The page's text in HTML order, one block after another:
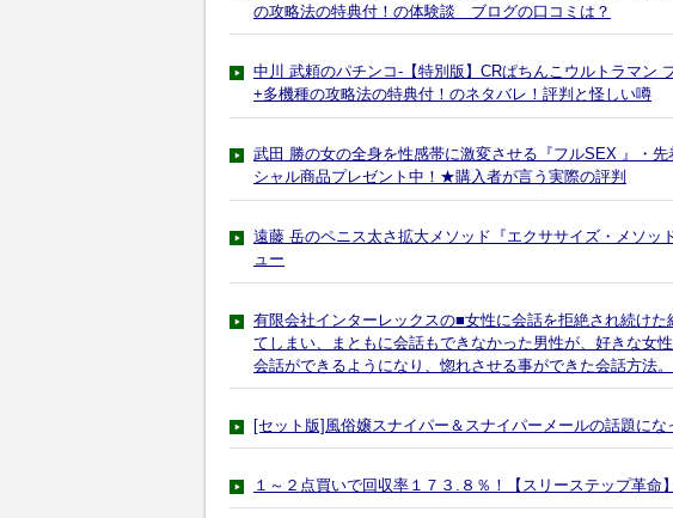
の攻略法の特典付！の体験談 ブログの口コミは？
中川 武頼のパチンコ-【特別版】CRぱちんこウルトラマン
+多機種の攻略法の特典付！のネタバレ！評判と怪しい噂
武田 勝の女の全身を性感帯に激変させる『フルSEX 』・
シャル商品プレゼント中！★購入者が言う実際の評判
遠藤 岳のペニス太さ拡大メソッド『エクササイズ・メソッ
ュー
有限会社インターレックスの■女性に会話を拒絶され続け
てしまい、まともに会話もできなかった男性が、好きな女
会話ができるようになり、惚れさせる事ができた会話方法
[セット版]風俗嬢スナイパー＆スナイパーメールの話題にな
１～２点買いで回収率１７３.８％！【スリーステップ革命